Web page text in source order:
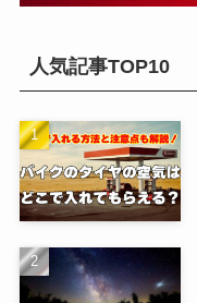
人気記事TOP10